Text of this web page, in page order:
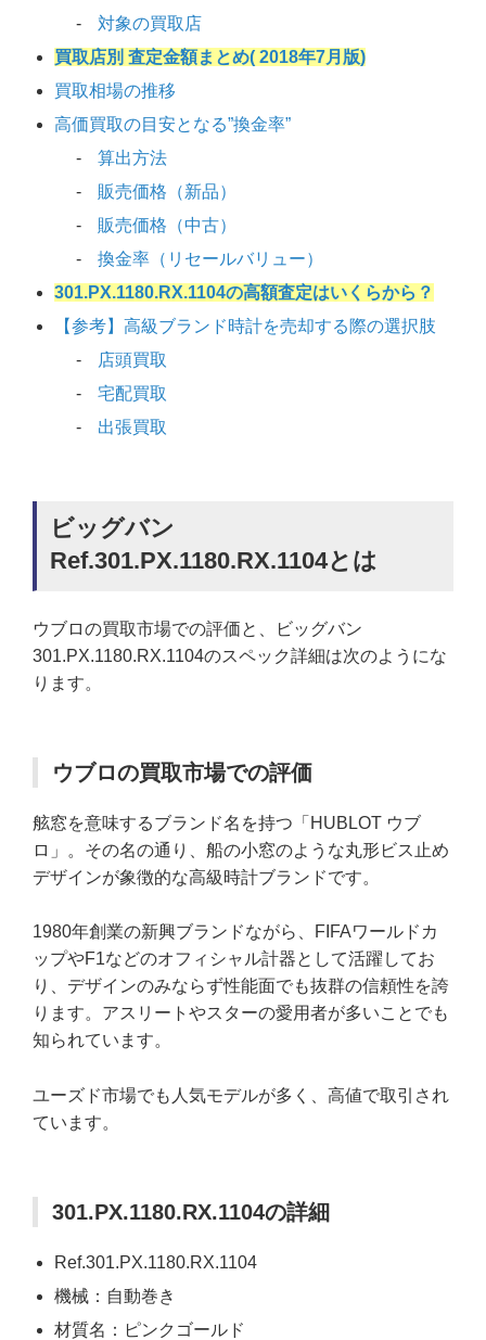
対象の買取店
買取店別 査定金額まとめ( 2018年7月版)
買取相場の推移
高価買取の目安となる”換金率”
算出方法
販売価格（新品）
販売価格（中古）
換金率（リセールバリュー）
301.PX.1180.RX.1104の高額査定はいくらから？
【参考】高級ブランド時計を売却する際の選択肢
店頭買取
宅配買取
出張買取
ビッグバン
Ref.301.PX.1180.RX.1104とは
ウブロの買取市場での評価と、ビッグバン
301.PX.1180.RX.1104のスペック詳細は次のようにな
ります。
ウブロの買取市場での評価
舷窓を意味するブランド名を持つ「HUBLOT ウブ
ロ」。その名の通り、船の小窓のような丸形ビス止め
デザインが象徴的な高級時計ブランドです。
1980年創業の新興ブランドながら、FIFAワールドカ
ップやF1などのオフィシャル計器として活躍してお
り、デザインのみならず性能面でも抜群の信頼性を誇
ります。アスリートやスターの愛用者が多いことでも
知られています。
ユーズド市場でも人気モデルが多く、高値で取引され
ています。
301.PX.1180.RX.1104の詳細
Ref.301.PX.1180.RX.1104
機械：自動巻き
材質名：ピンクゴールド